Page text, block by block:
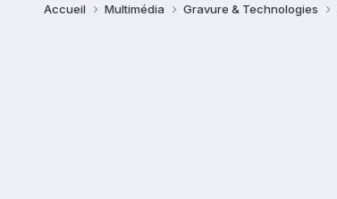
Accueil Multimédia Gravure & Technologies